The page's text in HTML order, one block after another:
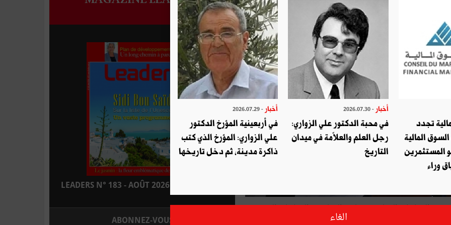
" السياسات الشبابية ومشاركة الشبان في السياسات العمومية
LEADERS N° 183 - AOÛT 2026 : EN KIOSQUE
ABONNEZ-VOUS
تجدد
المالية
المستثمرين
وراء
أخبار - 2026.07.30
في محبة الدكتور علي الزواري:
رجل العلم والعلاّمة في ميدان
التاريخ
أخبار - 2026.07.29
في أربعينية المؤرخ الدكتور
علي الزواري: المؤرخ الذي كتب
ذاكرة مدينة، ثم دخل تاريخها
الغاء